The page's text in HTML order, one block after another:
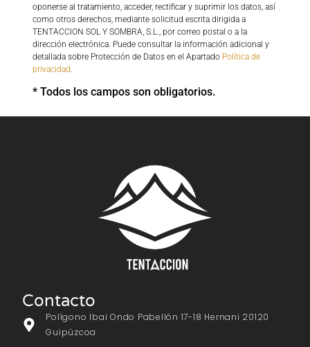
oponerse al tratamiento, acceder, rectificar y suprimir los datos, así
como otros derechos, mediante solicitud escrita dirigida a
TENTACCION SOL Y SOMBRA, S.L., por correo postal o a la
dirección electrónica. Puede consultar la información adicional y
detallada sobre Protección de Datos en el Apartado Política de
privacidad
* Todos los campos son obligatorios.
Contacto
Polígono Ibai Ondo Pabellón 17-18 Hernani 20120
Guipúzcoa